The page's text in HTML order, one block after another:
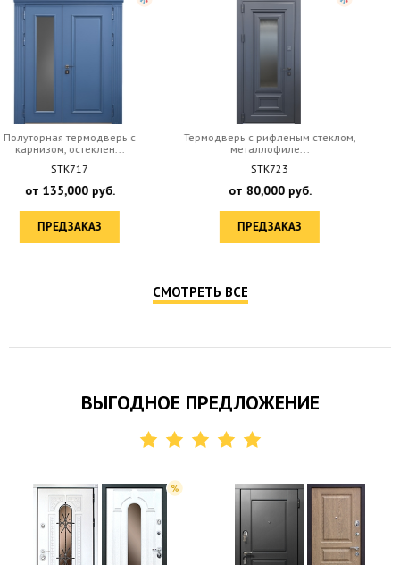
Термодверь с рифленым стеклом,
металлофиле...
STK723
от80,000руб.
ПРЕДЗАКАЗ
Термодверь с фрамугой,
остеклением и корич...
STK724
от85,000
ПРЕДЗАКАЗ
СМОТРЕТЬ ВСЕ
ВЫГОДНОЕ ПРЕДЛОЖЕНИЕ